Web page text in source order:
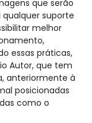
que serão
qualquer suporte
melhor
essas práticas,
Autor, que tem
anteriormente à
posicionadas
como o